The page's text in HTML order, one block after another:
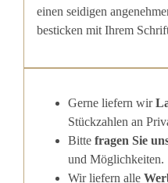
einen seidigen
besticken mit Ihrem
Gerne liefern wir
Stückzahlen an
Bitte fragen Sie
und Möglichkeiten.
Wir liefern alle